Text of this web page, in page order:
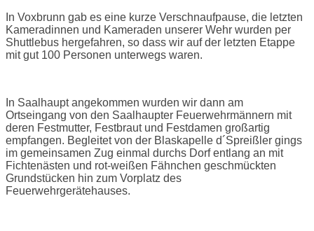
In Voxbrunn gab es eine kurze Verschnaufpause, die letzten
Kameradinnen und Kameraden unserer Wehr wurden per
Shuttlebus hergefahren, so dass wir auf der letzten Etappe
mit gut 100 Personen unterwegs waren.
In Saalhaupt angekommen wurden wir dann am
Ortseingang von den Saalhaupter Feuerwehrmännern mit
deren Festmutter, Festbraut und Festdamen großartig
empfangen. Begleitet von der Blaskapelle d´Spreißler gings
im gemeinsamen Zug einmal durchs Dorf entlang an mit
Fichtenästen und rot-weißen Fähnchen geschmückten
Grundstücken hin zum Vorplatz des
Feuerwehrgerätehauses.